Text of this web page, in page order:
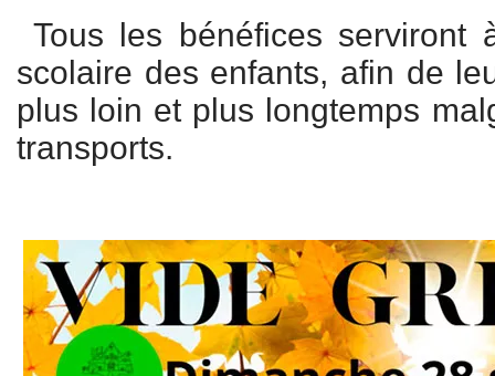
Tous les bénéfices serviront
scolaire des enfants, afin de
plus loin et plus longtemps
transports.